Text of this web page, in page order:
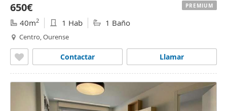
650€
40m2 1 Hab 1 Baño
Centro, Ourense
Llamar
Contactar
PREMIUM